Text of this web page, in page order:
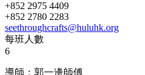
+852 2975 4409
+852 2780 2283
seethroughcrafts@huluhk.org
每班人數
6
導師：郭一邊師傅